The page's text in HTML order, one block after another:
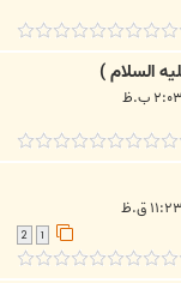
السلام )